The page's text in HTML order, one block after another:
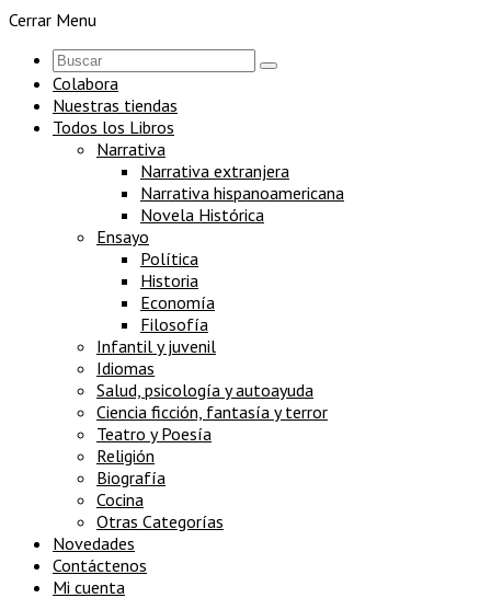
Cerrar Menu
Colabora
Nuestras tiendas
Todos los Libros
Narrativa
Narrativa extranjera
Narrativa hispanoamericana
Novela Histórica
Ensayo
Política
Historia
Economía
Filosofía
Infantil y juvenil
Idiomas
Salud, psicología y autoayuda
Ciencia ficción, fantasía y terror
Teatro y Poesía
Religión
Biografía
Cocina
Otras Categorías
Novedades
Contáctenos
Mi cuenta